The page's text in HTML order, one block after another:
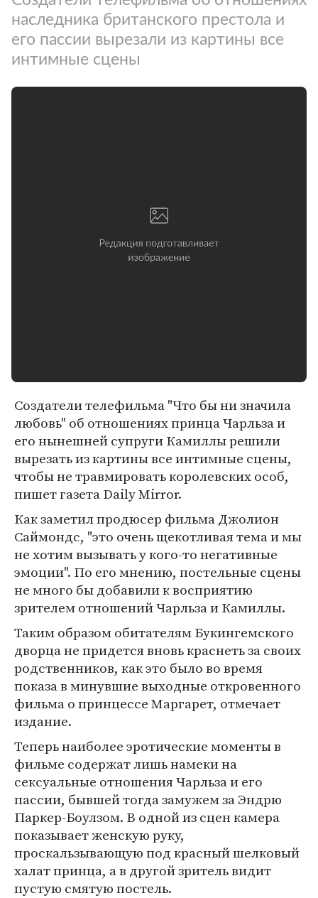
наследника британского престола и
его пассии вырезали из картины все
интимные сцены
Создатели телефильма "Что бы ни значила
любовь" об отношениях принца Чарльза и
его нынешней супруги Камиллы решили
вырезать из картины все интимные сцены,
чтобы не травмировать королевских особ,
пишет газета Daily Mirror.
Как заметил продюсер фильма Джолион
Саймондс, "это очень щекотливая тема и мы
не хотим вызывать у кого-то негативные
эмоции". По его мнению, постельные сцены
не много бы добавили к восприятию
зрителем отношений Чарльза и Камиллы.
Таким образом обитателям Букингемского
дворца не придется вновь краснеть за своих
родственников, как это было во время
показа в минувшие выходные откровенного
фильма о принцессе Маргарет, отмечает
издание.
Теперь наиболее эротические моменты в
фильме содержат лишь намеки на
сексуальные отношения Чарльза и его
пассии, бывшей тогда замужем за Эндрю
Паркер-Боулзом. В одной из сцен камера
показывает женскую руку,
проскальзывающую под красный шелковый
халат принца, а в другой зритель видит
пустую смятую постель.